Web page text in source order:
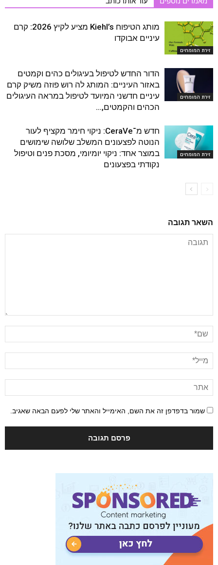
זירת המומחים
מותג הטיפוח Kiehl’s מציע לקיץ 2026: קרם
עיניים אבוקדו
זירת המומחים
הדור החדש לטיפול בעיגולים כהים וקמטים
באזור העיניים: המותג לה רוש פוזה משיק קרם
עיניים חדשני המיועד לטיפול במראה העיגולים
הכהים והקמטים,...
זירת המומחים
חדש מ־CeraVe: ניקוי חימר מקציף לעור
הנוטה לפצעונים המשלב שלושה שימושים
במוצר אחד: ניקוי יומיומי, מסכת פנים וטיפול
נקודתי בפצעונים
השאר תגובה
שמור בדפדפן זה את השם, האימייל והאתר שלי לפעם הבאה שאגיב.